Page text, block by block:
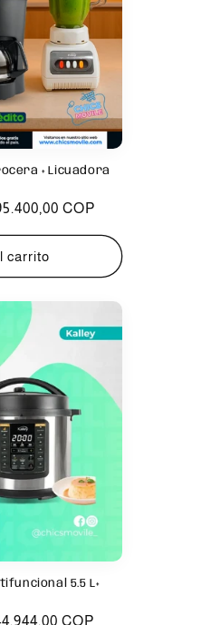
+ Licuadora
COP
carrito
5.5 L+
COP